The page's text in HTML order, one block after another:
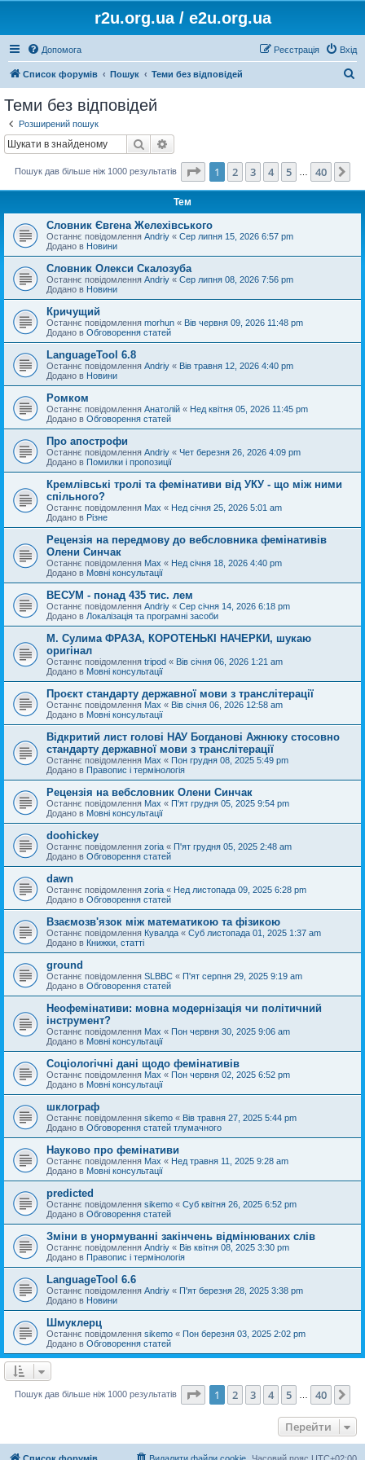
r2u.org.ua / e2u.org.ua
Допомога Вхід
Реєстрація
Список форумів Пошук Теми без відповідей
Теми без відповідей
Розширений пошук
Пошук
Пошук дав більше ніж 1000 результатів Сторінка 1 40
1 2 3 4 5 40
Тем
Словник Євгена Желехівського
Останнє повідомлення Andriy « Сер липня 15, 2026 6:57 pm
Додано в Новини
Словник Олекси Скалозуба
Останнє повідомлення Andriy « Сер липня 08, 2026 7:56 pm
Додано в Новини
Кричущий
Останнє повідомлення morhun « Вів червня 09, 2026 11:48 pm
Додано в Обговорення статей
LanguageTool 6.8
Останнє повідомлення Andriy « Вів травня 12, 2026 4:40 pm
Додано в Новини
Ромком
Останнє повідомлення Анатолій « Нед квітня 05, 2026 11:45 pm
Додано в Обговорення статей
Про апострофи
Останнє повідомлення Andriy « Чет березня 26, 2026 4:09 pm
Додано в Помилки і пропозиції
Кремлівські тролі та фемінативи від УКУ - що між ними
спільного?
Останнє повідомлення Max « Нед січня 25, 2026 5:01 am
Додано в Різне
Рецензія на передмову до вебсловника фемінативів
Олени Синчак
Останнє повідомлення Max « Нед січня 18, 2026 4:40 pm
Додано в Мовні консультації
ВЕСУМ - понад 435 тис. лем
Останнє повідомлення Andriy « Сер січня 14, 2026 6:18 pm
Додано в Локалізація та програмні засоби
М. Сулима ФРАЗА, КОРОТЕНЬКІ НАЧЕРКИ, шукаю
оригінал
Останнє повідомлення tripod « Вів січня 06, 2026 1:21 am
Додано в Мовні консультації
Проєкт стандарту державної мови з транслітерації
Останнє повідомлення Max « Вів січня 06, 2026 12:58 am
Додано в Мовні консультації
Відкритий лист голові НАУ Богданові Ажнюку стосовно
стандарту державної мови з транслітерації
Останнє повідомлення Max « Пон грудня 08, 2025 5:49 pm
Додано в Правопис і термінологія
Рецензія на вебсловник Олени Синчак
Останнє повідомлення Max « П'ят грудня 05, 2025 9:54 pm
Додано в Мовні консультації
doohickey
Останнє повідомлення zoria « П'ят грудня 05, 2025 2:48 am
Додано в Обговорення статей
dawn
Останнє повідомлення zoria « Нед листопада 09, 2025 6:28 pm
Додано в Обговорення статей
Взаємозв'язок між математикою та фізикою
Останнє повідомлення Кувалда « Суб листопада 01, 2025 1:37 am
Додано в Книжки, статті
ground
Останнє повідомлення SLBBC « П'ят серпня 29, 2025 9:19 am
Додано в Обговорення статей
Неофемінативи: мовна модернізація чи політичний
інструмент?
Останнє повідомлення Max « Пон червня 30, 2025 9:06 am
Додано в Мовні консультації
Соціологічні дані щодо фемінативів
Останнє повідомлення Max « Пон червня 02, 2025 6:52 pm
Додано в Мовні консультації
шклограф
Останнє повідомлення sikemo « Вів травня 27, 2025 5:44 pm
Додано в Обговорення статей тлумачного
Науково про фемінативи
Останнє повідомлення Max « Нед травня 11, 2025 9:28 am
Додано в Мовні консультації
predicted
Останнє повідомлення sikemo « Суб квітня 26, 2025 6:52 pm
Додано в Обговорення статей
Зміни в унормуванні закінчень відмінюваних слів
Останнє повідомлення Andriy « Вів квітня 08, 2025 3:30 pm
Додано в Правопис і термінологія
LanguageTool 6.6
Останнє повідомлення Andriy « П'ят березня 28, 2025 3:38 pm
Додано в Новини
Шмуклерц
Останнє повідомлення sikemo « Пон березня 03, 2025 2:02 pm
Додано в Обговорення статей
Пошук дав більше ніж 1000 результатів Сторінка 1 40
1 2 3 4 5 40
Перейти
Список форумів Часовий пояс UTC+02:00
Видалити файли cookie